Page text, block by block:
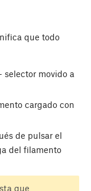
que todo
selector movido a
cargado con
de pulsar el
del filamento
que